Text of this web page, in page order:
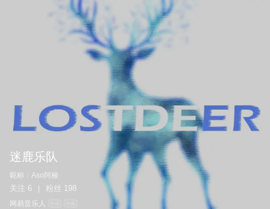
迷鹿乐队
昵称： Aso阿梭
关注 6 粉丝 198
网易音乐人